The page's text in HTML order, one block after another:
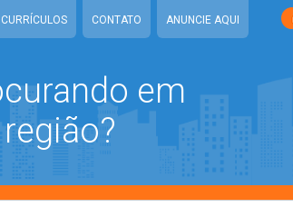
CURRÍCULOS CONTATO ANUNCIE AQUI
em